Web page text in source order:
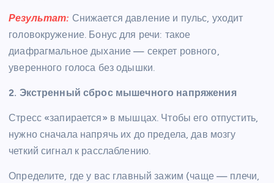
Результат: Снижается давление и пульс, уходит
головокружение. Бонус для речи: такое
диафрагмальное дыхание — секрет ровного,
уверенного голоса без одышки.
2. Экстренный сброс мышечного напряжения
Стресс «запирается» в мышцах. Чтобы его отпустить,
нужно сначала напрячь их до предела, дав мозгу
четкий сигнал к расслаблению.
Определите, где у вас главный зажим (чаще — плечи,